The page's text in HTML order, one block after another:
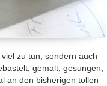
zu tun, sondern auch
gemalt, gesungen,
an den bisherigen tollen